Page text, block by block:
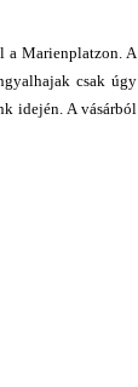
a Marienplatzon. A
csak úgy
idején. A vásárból